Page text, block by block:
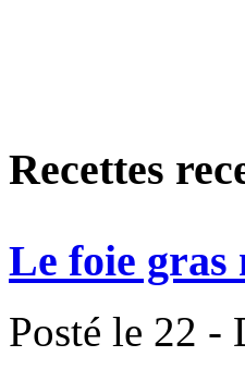
Recettes
Le foie gras
Posté le 22 -